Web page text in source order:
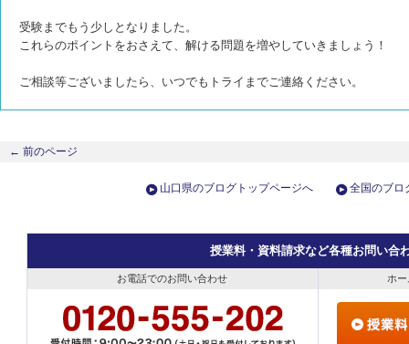
受験までもう少しとなりました。
これらのポイントをおさえて、解ける問題を増やしていきましょう！
ご相談等ございましたら、いつでもトライまでご連絡ください。
← 前のページ
山口県のブログトップページへ 全国のブロ
授業料・資料請求など各種お問い合
お電話でのお問い合わせ ホ